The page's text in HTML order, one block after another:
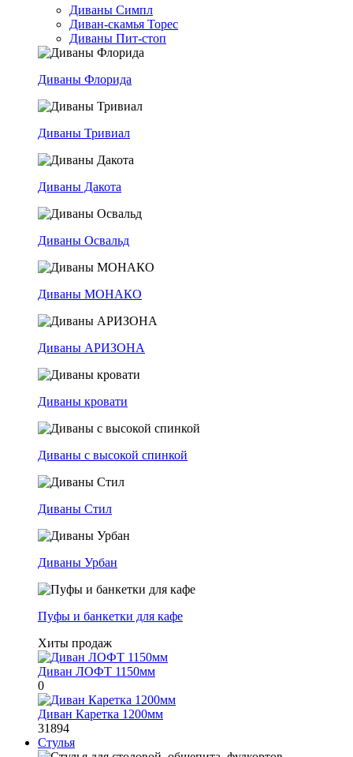
Диваны Симпл
Диван-скамья Торес
Диваны Пит-стоп
Диваны Флорида
Диваны Тривиал
Диваны Дакота
Диваны Освальд
Диваны МОНАКО
Диваны АРИЗОНА
Диваны кровати
Диваны с высокой спинкой
Диваны Стил
Диваны Урбан
Пуфы и банкетки для кафе
Хиты продаж
Диван ЛОФТ 1150мм
0
Диван Каретка 1200мм
31894
Стулья